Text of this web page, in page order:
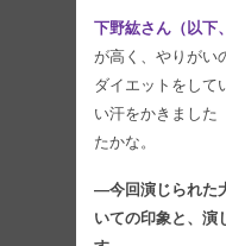
下野紘さん（以下
が高く、やりがい
ダイエットをして
い汗をかきました
たかな。
—今回演じられた
いての印象と、演